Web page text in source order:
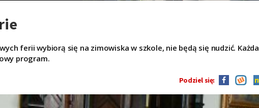
ferii wybiorą się na zimowiska w szkole, nie będą się nudzić. Każda
program.
Podziel się: